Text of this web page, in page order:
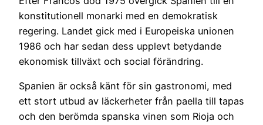
konstitutionell monarki med en demokratisk
regering. Landet gick med i Europeiska unionen
1986 och har sedan dess upplevt betydande
ekonomisk tillväxt och social förändring.
Spanien är också känt för sin gastronomi, med
ett stort utbud av läckerheter från paella till tapas
och den berömda spanska vinen som Rioja och